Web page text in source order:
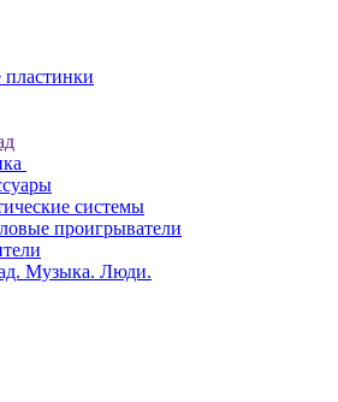
системы
проигрыватели
Музыка. Люди.